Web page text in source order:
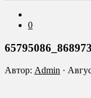
0
Автор: Admin ·